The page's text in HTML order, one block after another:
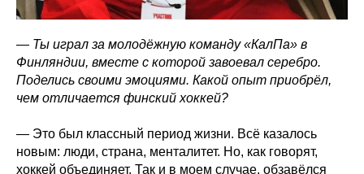
— Ты играл за молодёжную команду «КалПа» в
Финляндии, вместе с которой завоевал серебро.
Поделись своими эмоциями. Какой опыт приобрёл,
чем отличается финский хоккей?
— Это был классный период жизни. Всё казалось
новым: люди, страна, менталитет. Но, как говорят,
хоккей объединяет. Так и в моем случае, обзавёлся